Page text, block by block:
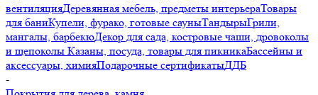
вентиляцияДеревянная мебель, предметы интерьераТовары
для баниКупели, фурако, готовые сауныТандырыГрили,
мангалы, барбекюДекор для сада, костровые чаши, дровоколы
и щепоколы Казаны, посуда, товары для пикникаБассейны и
аксессуары, химияПодарочные сертификатыДДБ
-